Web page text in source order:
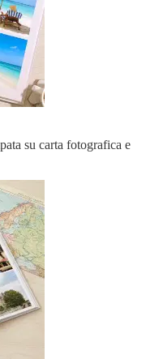
su carta fotografica e